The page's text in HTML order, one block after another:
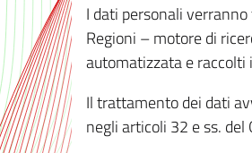
I dati personali
Regioni – motore di
automatizzata e
Il trattamento dei dati
negli articoli 32 e ss.